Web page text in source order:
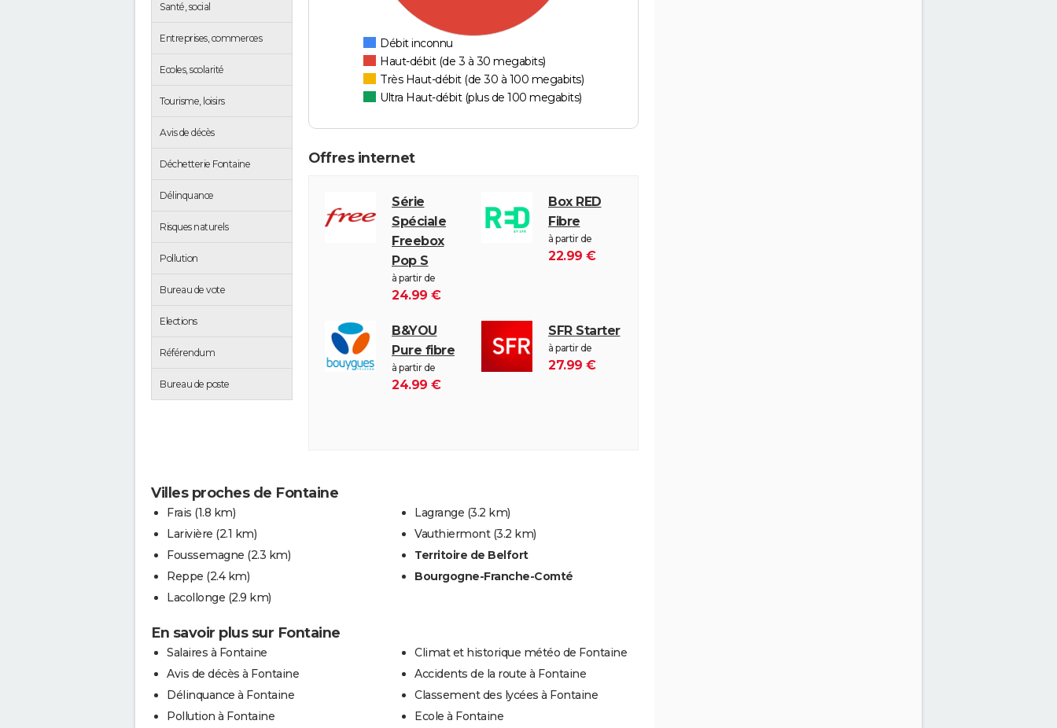
Santé, social
Entreprises, commerces
Ecoles, scolarité
Tourisme, loisirs
Avis de décès
Déchetterie Fontaine
Délinquance
Risques naturels
Pollution
Bureau de vote
Elections
Référendum
Bureau de poste
Débit inconnu
Haut-débit (de 3 à 30 megabits)
Très Haut-débit (de 30 à 100 megabits)
Ultra Haut-débit (plus de 100 megabits)
Offres internet
Série
Spéciale
Freebox
Pop S
à partir de
24.99 €
Box RED
Fibre
à partir de
22.99 €
B&YOU
Pure fibre
à partir de
24.99 €
SFR Starter
à partir de
27.99 €
Villes proches de Fontaine
Frais (1.8 km)
Larivière (2.1 km)
Foussemagne (2.3 km)
Reppe (2.4 km)
Lacollonge (2.9 km)
Lagrange (3.2 km)
Vauthiermont (3.2 km)
Territoire de Belfort
Bourgogne-Franche-Comté
En savoir plus sur Fontaine
Salaires à Fontaine
Avis de décès à Fontaine
Délinquance à Fontaine
Pollution à Fontaine
Climat et historique météo de Fontaine
Accidents de la route à Fontaine
Classement des lycées à Fontaine
Ecole à Fontaine